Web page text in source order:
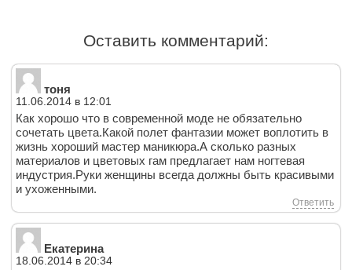
Оставить комментарий:
тоня
11.06.2014 в 12:01
Как хорошо что в современной моде не обязательно
сочетать цвета.Какой полет фантазии может воплотить в
жизнь хороший мастер маникюра.А сколько разных
материалов и цветовых гам предлагает нам ногтевая
индустрия.Руки женщины всегда должны быть красивыми
и ухоженными.
Ответить
Екатерина
18.06.2014 в 20:34